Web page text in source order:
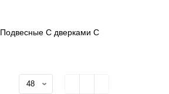
Подвесные С дверками С